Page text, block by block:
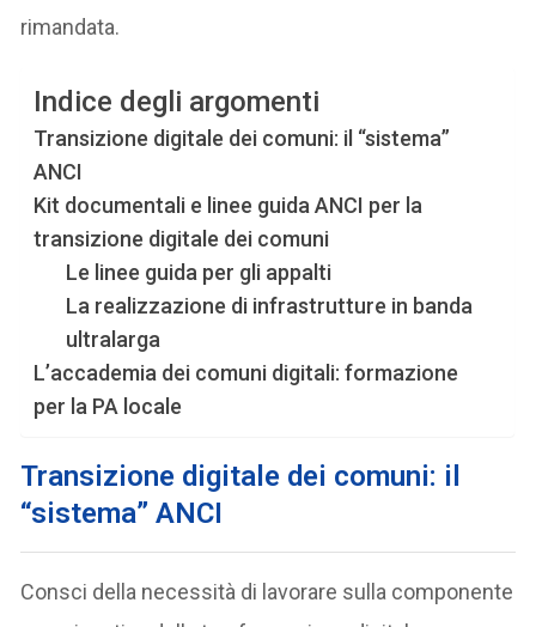
rimandata.
Indice degli argomenti
Transizione digitale dei comuni: il “sistema”
ANCI
Kit documentali e linee guida ANCI per la
transizione digitale dei comuni
Le linee guida per gli appalti
La realizzazione di infrastrutture in banda
ultralarga
L’accademia dei comuni digitali: formazione
per la PA locale
Transizione digitale dei comuni: il
“sistema” ANCI
Consci della necessità di lavorare sulla componente